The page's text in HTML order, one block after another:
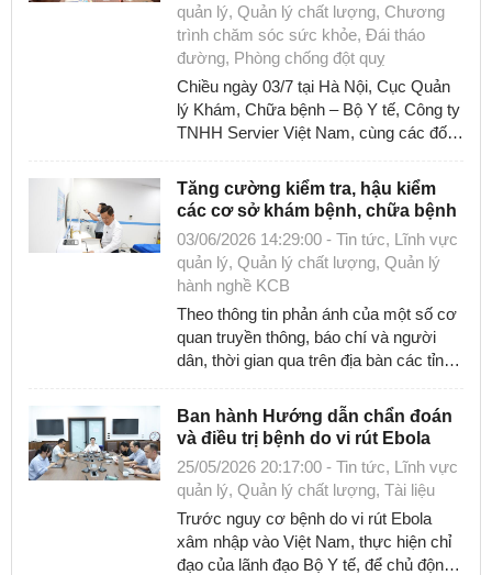
Văn bản pháp quy
Tài liệu liên quan đến Covid-19
quản lý, Quản lý chất lượng, Chương
trình chăm sóc sức khỏe, Đái tháo
đường, Phòng chống đột quỵ
Chiều ngày 03/7 tại Hà Nội, Cục Quản
lý Khám, Chữa bệnh – Bộ Y tế, Công ty
TNHH Servier Việt Nam, cùng các đối
Tăng cường kiểm tra, hậu kiểm
các cơ sở khám bệnh, chữa bệnh
03/06/2026 14:29:00 - Tin tức, Lĩnh vực
quản lý, Quản lý chất lượng, Quản lý
hành nghề KCB
Theo thông tin phản ánh của một số cơ
quan truyền thông, báo chí và người
dân, thời gian qua trên địa bàn các tỉnh,
Ban hành Hướng dẫn chẩn đoán
và điều trị bệnh do vi rút Ebola
25/05/2026 20:17:00 - Tin tức, Lĩnh vực
quản lý, Quản lý chất lượng, Tài liệu
Trước nguy cơ bệnh do vi rút Ebola
xâm nhập vào Việt Nam, thực hiện chỉ
đạo của lãnh đạo Bộ Y tế, để chủ động